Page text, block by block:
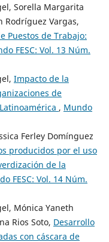
Sorella Margarita
Rodríguez Vargas,
Puestos de Trabajo:
FESC: Vol. 13 Núm.
Impacto de la
de
, Mundo
Ferley Domínguez
producidos por el uso
de la
FESC: Vol. 14 Núm.
Mónica Yaneth
Rios Soto, Desarrollo
con cáscara de